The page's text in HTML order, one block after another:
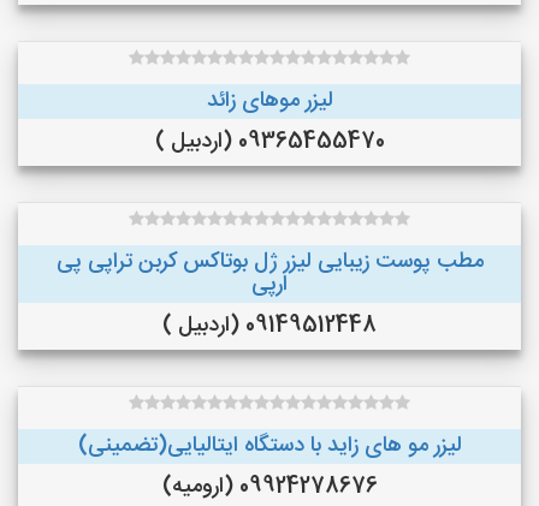
لیزر موهای زائد
09365455470 (اردبیل )
مطب پوست زیبایی لیزر ژل بوتاکس کربن تراپی پی
ارپی
09149512448 (اردبیل )
لیزر مو های زاید با دستگاه ایتالیایی(تضمینی)
09924278676 (ارومیه)